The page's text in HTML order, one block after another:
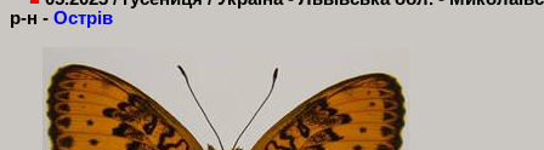
р-н - Острів